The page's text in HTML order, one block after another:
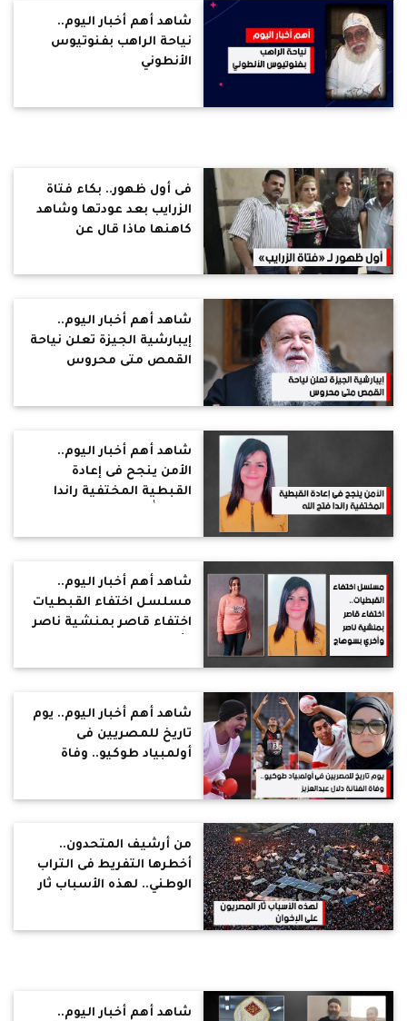
شاهد أهم أخبار اليوم..
نياحة الراهب بفنوتيوس
الأنطوني
فى أول ظهور.. بكاء فتاة
الزرايب بعد عودتها وشاهد
كاهنها ماذا قال عن
شاهد أهم أخبار اليوم..
إيبارشية الجيزة تعلن نياحة
القمص متى محروس
شاهد أهم أخبار اليوم..
الأمن ينجح فى إعادة
القبطية المختفية راندا
شاهد أهم أخبار اليوم..
مسلسل اختفاء القبطيات
اختفاء قاصر بمنشية ناصر
شاهد أهم أخبار اليوم.. يوم
تاريخ للمصريين فى
أولمبياد طوكيو.. وفاة
من أرشيف المتحدون..
أخطرها التفريط فى التراب
الوطني.. لهذه الأسباب ثار
شاهد أهم أخبار اليوم..